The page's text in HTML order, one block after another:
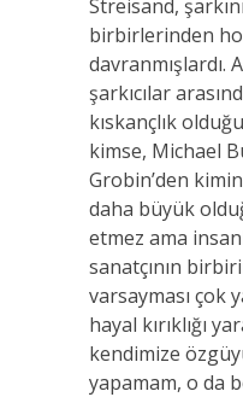
Streisand,
birbirlerinden
davranmışlardı.
şarkıcılar
kıskançlık
kimse, Michael
Grobin’den
daha büyük
etmez ama
sanatçının
varsayması çok
hayal kırıklığı
kendimize
yapamam, o da